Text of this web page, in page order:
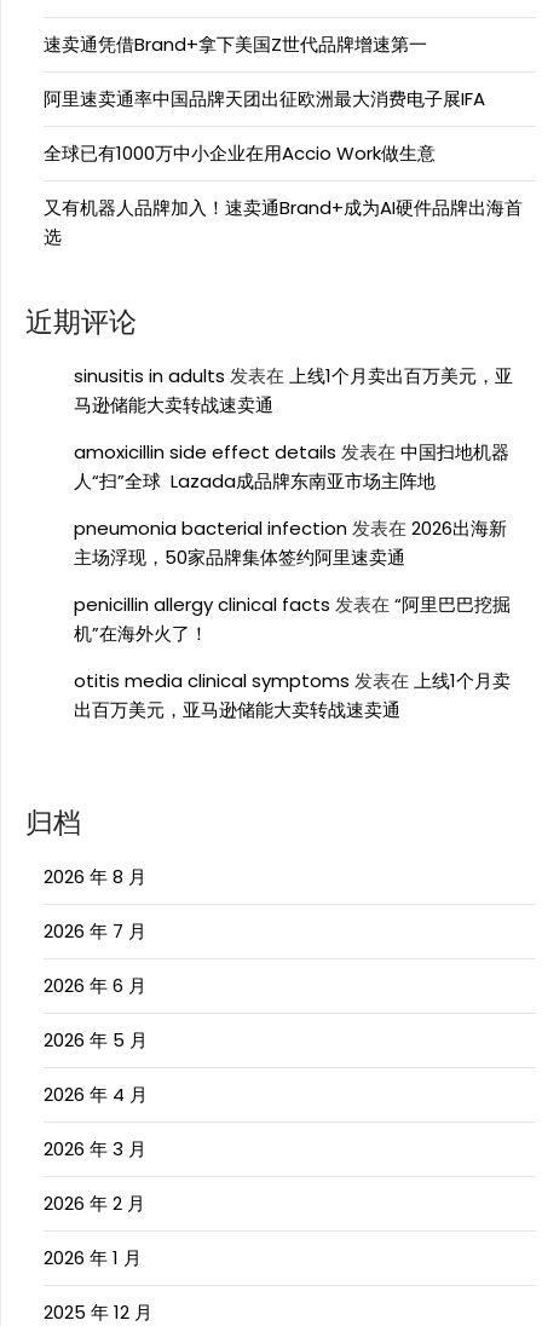
速卖通凭借Brand+拿下美国Z世代品牌增速第一
阿里速卖通率中国品牌天团出征欧洲最大消费电子展IFA
全球已有1000万中小企业在用Accio Work做生意
又有机器人品牌加入！速卖通Brand+成为AI硬件品牌出海首
选
近期评论
sinusitis in adults 发表在 上线1个月卖出百万美元，亚
马逊储能大卖转战速卖通
amoxicillin side effect details 发表在 中国扫地机器
人“扫”全球 Lazada成品牌东南亚市场主阵地
pneumonia bacterial infection发表在 2026出海新
主场浮现，50家品牌集体签约阿里速卖通
penicillin allergy clinical facts 发表在 “阿里巴巴挖掘
机”在海外火了！
otitis media clinical symptoms 发表在 上线1个月卖
出百万美元，亚马逊储能大卖转战速卖通
归档
2026 年 8 月
2026 年 7 月
2026 年 6 月
2026 年 5 月
2026 年 4 月
2026 年 3 月
2026 年 2 月
2026 年 1 月
2025 年 12 月